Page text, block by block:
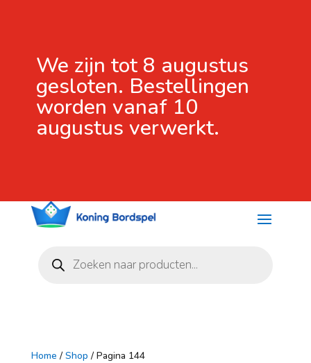
We zijn tot 8 augustus
gesloten. Bestellingen
worden vanaf 10
augustus verwerkt.
zoeken
Home / Shop / Pagina 144